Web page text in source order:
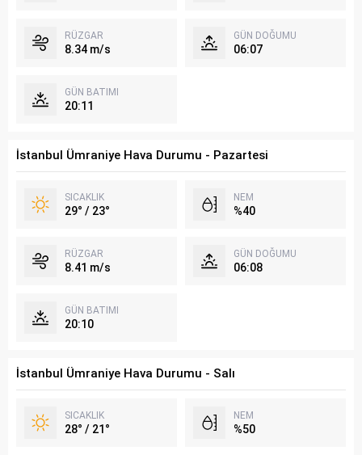
RÜZGAR
8.34 m/s
GÜN DOĞUMU
06:07
GÜN BATIMI
20:11
İstanbul Ümraniye Hava Durumu - Pazartesi
SICAKLIK
29° / 23°
NEM
%40
RÜZGAR
8.41 m/s
GÜN DOĞUMU
06:08
GÜN BATIMI
20:10
İstanbul Ümraniye Hava Durumu - Salı
SICAKLIK
28° / 21°
NEM
%50